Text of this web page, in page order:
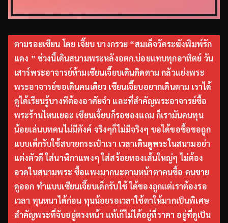
ตามรอยเซียน โดย เจี๊ยบ บางกรวย “สมเด็จวัดระฆังพิมพ์รัก
แดง ” ช่วงนี้เดินสนามพระหลังอตก.บ่อยแทบทุกอาทิตย์ วัน
เสาร์พระอาจารย์ห้ามเซียนเจี๊ยบเดินติดตาม กลัวแย่งพระ
พระอาจารย์ขอเดินคนเดียว เซียนเจี๊ยบอยากเดินตาม เราได้
ดูได้เรียนรู้บางทีต้องอาศัยจำ และที่สำคัญพระอาจารย์ซื้อ
พระร้านไหนเยอะ เซียนเจี๊ยบก็รอของแถม ก็เรามันคนทุน
น้อยเล่นบทคนไม่มีตังค์ จริงๆก็ไม่มีจริงๆ ขอได้ขอซื้อขอถูก
แบบเด็กรับใช้สบายกระเป๋าเรา เวลาเดินดูพระในสนามอย่า
แต่งตัวดี ใส่นาฬิกาแพงๆ ใส่สร้อยทองเส้นใหญ่ๆ ไม่ต้อง
อวดในสนามพระ ซื้อแพงมากนะตามหน้าตาคนซื้อ คนขาย
ดูออก ทำแบบเซียนเจี๊ยบเด็กรับใช้ ได้ของถูกแต่เราต้องรอ
เวลา ทุนหนาได้ก่อน ทุนน้อยรอเวลาใช้ตาให้มากเป็นพิเศษ
สำคัญพระที่จับอยู่ตรงหน้า แท้เก๊ไม่ได้อยู่ที่ราคา อยู่ที่ดูเป็น